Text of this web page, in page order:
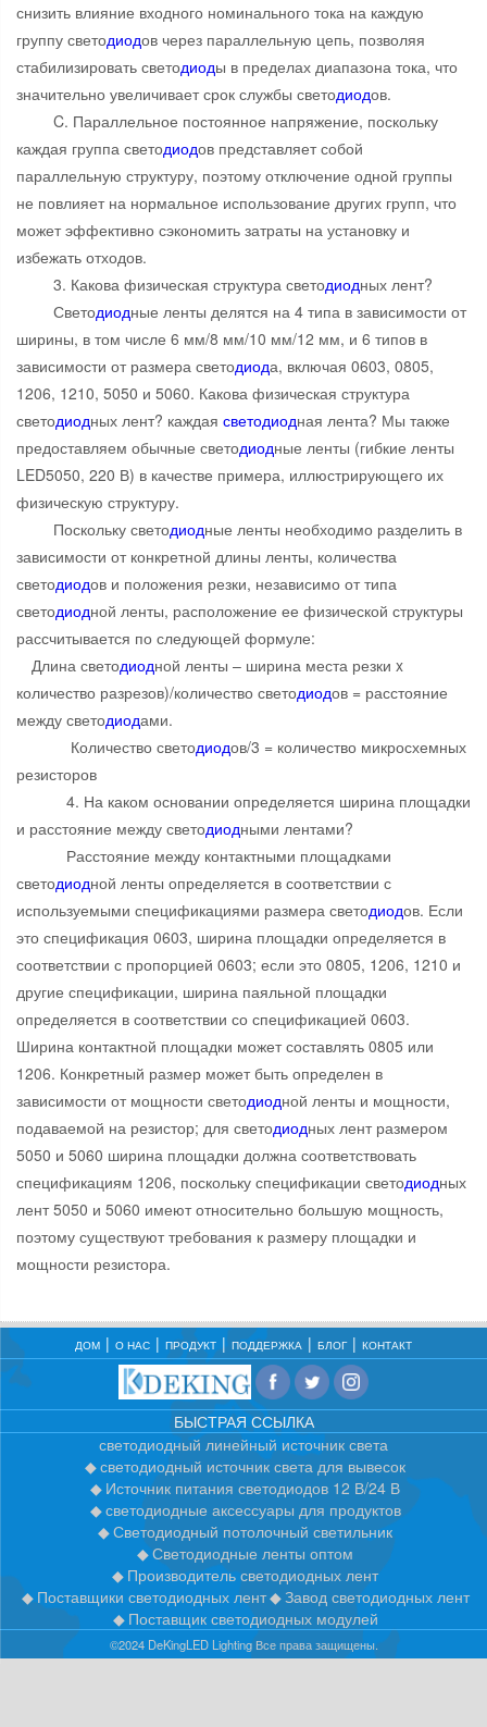
снизить влияние входного номинального тока на каждую
группу светодиодов через параллельную цепь, позволяя
стабилизировать светодиоды в пределах диапазона тока, что
значительно увеличивает срок службы светодиодов.
C. Параллельное постоянное напряжение, поскольку
каждая группа светодиодов представляет собой
параллельную структуру, поэтому отключение одной группы
не повлияет на нормальное использование других групп, что
может эффективно сэкономить затраты на установку и
избежать отходов.
3. Какова физическая структура светодиодных лент?
Светодиодные ленты делятся на 4 типа в зависимости от
ширины, в том числе 6 мм/8 мм/10 мм/12 мм, и 6 типов в
зависимости от размера светодиода, включая 0603, 0805,
1206, 1210, 5050 и 5060. Какова физическая структура
светодиодных лент? каждая светодиодная лента? Мы также
предоставляем обычные светодиодные ленты (гибкие ленты
LED5050, 220 В) в качестве примера, иллюстрирующего их
физическую структуру.
Поскольку светодиодные ленты необходимо разделить в
зависимости от конкретной длины ленты, количества
светодиодов и положения резки, независимо от типа
светодиодной ленты, расположение ее физической структуры
рассчитывается по следующей формуле:
Длина светодиодной ленты – ширина места резки x
количество разрезов)/количество светодиодов = расстояние
между светодиодами.
Количество светодиодов/3 = количество микросхемных
резисторов
4. На каком основании определяется ширина площадки
и расстояние между светодиодными лентами?
Расстояние между контактными площадками
светодиодной ленты определяется в соответствии с
используемыми спецификациями размера светодиодов. Если
это спецификация 0603, ширина площадки определяется в
соответствии с пропорцией 0603; если это 0805, 1206, 1210 и
другие спецификации, ширина паяльной площадки
определяется в соответствии со спецификацией 0603.
Ширина контактной площадки может составлять 0805 или
1206. Конкретный размер может быть определен в
зависимости от мощности светодиодной ленты и мощности,
подаваемой на резистор; для светодиодных лент размером
5050 и 5060 ширина площадки должна соответствовать
спецификациям 1206, поскольку спецификации светодиодных
лент 5050 и 5060 имеют относительно большую мощность,
поэтому существуют требования к размеру площадки и
мощности резистора.
ДОМ О НАС ПРОДУКТ ПОДДЕРЖКА БЛОГ КОНТАКТ
БЫСТРАЯ ССЫЛКА
светодиодный линейный источник света
светодиодный источник света для вывесок
Источник питания светодиодов 12 В/24 В
светодиодные аксессуары для продуктов
Светодиодный потолочный светильник
Светодиодные ленты оптом
Производитель светодиодных лент
Поставщики светодиодных лент
Завод светодиодных лент
Поставщик светодиодных модулей
©2024 DeKingLED Lighting Все права защищены.